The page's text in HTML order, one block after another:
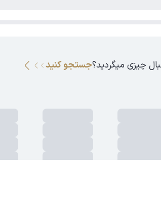
چیزی میگردید؟جستجو کنید